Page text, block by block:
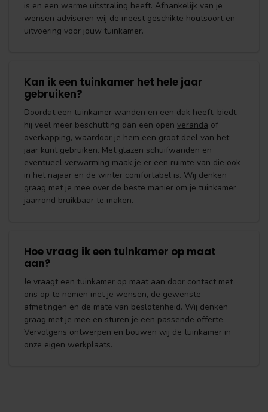
is en een warme uitstraling heeft. Afhankelijk van je
wensen adviseren wij de meest geschikte houtsoort en
uitvoering voor jouw tuinkamer.
Kan ik een tuinkamer het hele jaar
gebruiken?
Doordat een tuinkamer wanden en een dak heeft, biedt
hij veel meer beschutting dan een open veranda of
overkapping, waardoor je hem een groot deel van het
jaar kunt gebruiken. Met glazen schuifwanden en
eventueel verwarming maak je er een ruimte van die ook
in het najaar en de winter comfortabel is. Wij denken
graag met je mee over de beste manier om je tuinkamer
jaarrond bruikbaar te maken.
Hoe vraag ik een tuinkamer op maat
aan?
Je vraagt een tuinkamer op maat aan door contact met
ons op te nemen met je wensen, de gewenste
afmetingen en de mate van beslotenheid. Wij denken
graag met je mee en sturen je een passende offerte.
Vervolgens ontwerpen en bouwen wij de tuinkamer in
onze eigen werkplaats.